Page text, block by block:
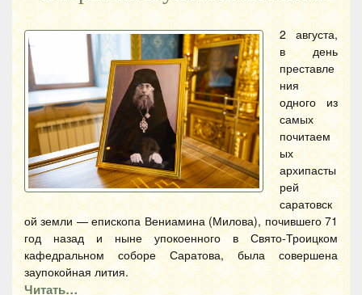
2 августа,
в день
преставле
ния
одного из
самых
почитаем
ых
архипасты
рей
саратовск
ой земли — епископа Вениамина (Милова), почившего 71
год назад и ныне упокоенного в Свято-Троицком
кафедральном соборе Саратова, была совершена
заупокойная лития.
Читать…